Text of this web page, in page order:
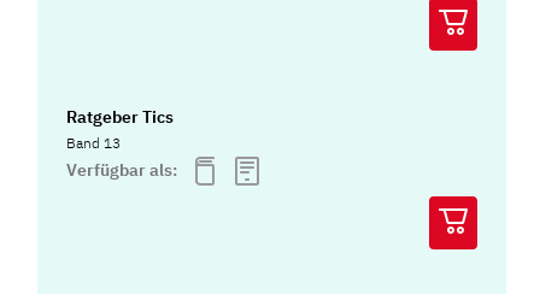
Ratgeber Tics
Band 13
Verfügbar als: